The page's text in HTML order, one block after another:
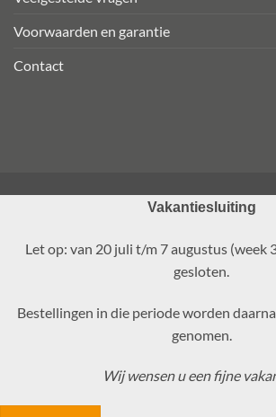
Voorwaarden en garantie
Contact
Vakantiesluiting
Let op: van 20 juli t/m 7 augustus (week
gesloten.
Bestellingen in die periode worden
genomen.
Wij wensen u een fijne